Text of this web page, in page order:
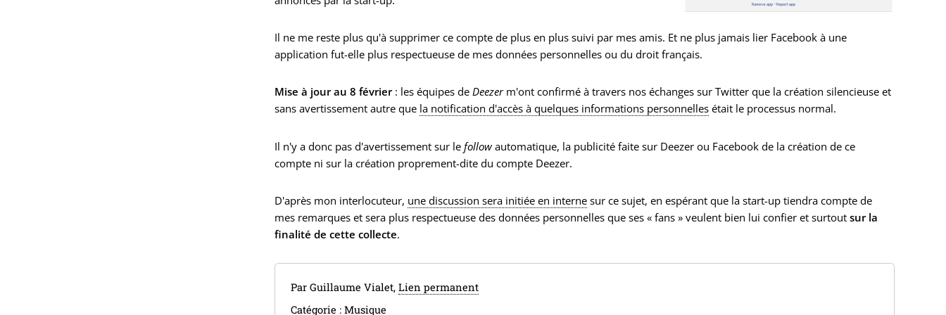
Il ne me reste plus qu'à supprimer ce compte de plus en plus suivi par mes amis. Et ne plus jamais lier Facebook à une
application fut-elle plus respectueuse de mes données personnelles ou du droit français.
Mise à jour au 8 février: les équipes deDeezerm'ont confirmé à travers nos échanges sur Twitter que la création silencieuse et
sans avertissement autre que la notification d'accès à quelques informations personnelles était le processus normal.
Il n'y a donc pas d'avertissement sur lefollow automatique, la publicité faite sur Deezer ou Facebook de la création de ce
compte ni sur la création proprement-dite du compte Deezer.
D'après mon interlocuteur, une discussion sera initiée en interne sur ce sujet, en espérant que la start-up tiendra compte de
mes remarques et sera plus respectueuse des données personnelles que ses « fans » veulent bien lui confier et surtoutsur la
finalité de cette collecte.
Par Guillaume Vialet,Lien permanent
Catégorie :Musique